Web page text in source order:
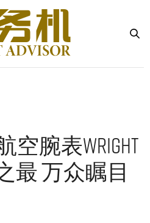
空腕表WRIGHT
最 万众瞩目